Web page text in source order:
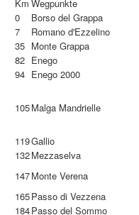
Km Wegpunkte
0
Borso del Grappa
7
Romano d'Ezzelino
35 Monte Grappa
82 Enego
94 Enego 2000
105Malga Mandrielle
119Gallio
132Mezzaselva
147Monte Verena
165Passo di Vezzena
184Passo del Sommo